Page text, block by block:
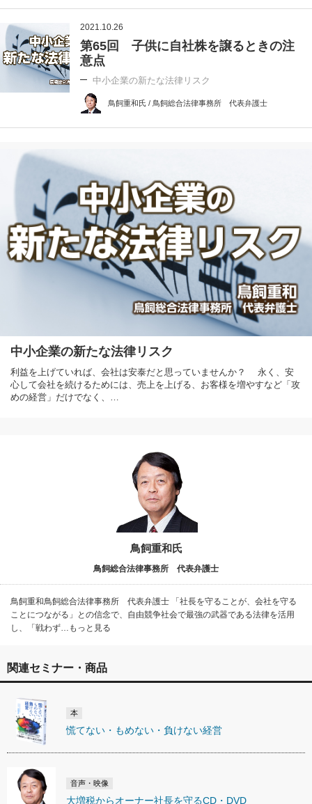
2021.10.26
第65回 子供に自社株を譲るときの注
意点
中小企業の新たな法律リスク
鳥飼重和氏 / 鳥飼総合法律事務所 代表弁護士
中小企業の新たな法律リスク
利益を上げていれば、会社は安泰だと思っていませんか？ 永く、安
心して会社を続けるためには、売上を上げる、お客様を増やすなど「攻
めの経営」だけでなく、…
鳥飼重和氏
鳥飼総合法律事務所 代表弁護士
鳥飼重和鳥飼総合法律事務所 代表弁護士 「社長を守ることが、会社を守る
ことにつながる」との信念で、自由競争社会で最強の武器である法律を活用
し、「戦わず…もっと見る
関連セミナー・商品
本
慌てない・もめない・負けない経営
音声・映像
大増税からオーナー社長を守るCD・DVD